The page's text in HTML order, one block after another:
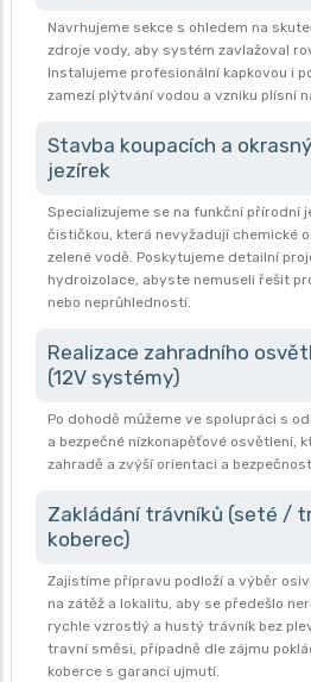
Navrhujeme sekce s ohledem na
zdroje vody, aby systém zavlažoval
Instalujeme profesionální kapkovou i
zamezí plýtvání vodou a vzniku plísní
Stavba koupacích a
jezírek
Specializujeme se na funkční přírodní
čističkou, která nevyžadují chemické
zelené vodě. Poskytujeme detailní
hydroizolace, abyste nemuseli řešit
nebo neprůhledností.
Realizace zahradního
(12V systémy)
Po dohodě můžeme ve spolupráci s
a bezpečné nízkonapěťové osvětlení,
zahradě a zvýší orientaci a
Zakládání trávníků (seté /
koberec)
Zajistíme přípravu podloží a výběr
na zátěž a lokalitu, aby se předešlo
rychle vzrostlý a hustý trávník bez
travní směsi, případně dle zájmu
koberce s garancí ujmutí.